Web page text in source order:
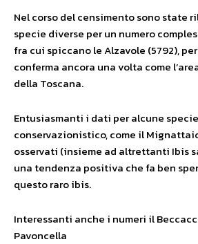
Nel corso del censimento sono state
specie diverse per un numero
fra cui spiccano le Alzavole (5792),
conferma ancora una volta come
della Toscana.
Entusiasmanti i dati per alcune
conservazionistico, come il
osservati (insieme ad altrettanti Ibis
una tendenza positiva che fa ben
questo raro ibis.
Interessanti anche i numeri il
Pavoncella